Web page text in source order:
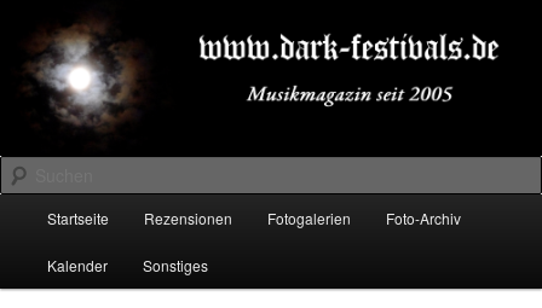
primären
Inhalt
springen
sekundären
Inhalt
springenDARK-FESTIVALS.DE
Suchen
Startseite Rezensionen Fotogalerien Foto-Archiv
Kalender Sonstiges